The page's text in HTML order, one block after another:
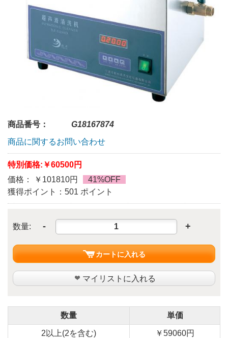
商品番号：
G18167874
商品に関するお問い合わせ
特別価格: ￥60500円
価格： ￥101810円
41%OFF
獲得ポイント：501 ポイント
数量: - +
カートに入れる
マイリストに入れる
数量 単価
2以上(2を含む) ￥59060円